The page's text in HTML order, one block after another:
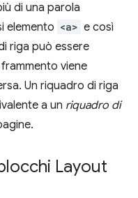
di una parola
elemento <a> e così
riga può essere
viene
Un riquadro di riga
a un riquadro di
Layout